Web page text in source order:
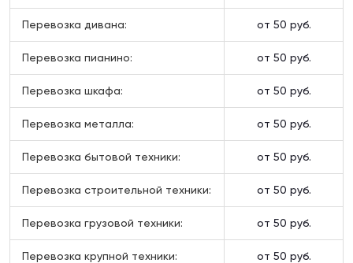
Перевозка дивана: от 50 руб.
Перевозка пианино: от 50 руб.
Перевозка шкафа: от 50 руб.
Перевозка металла: от 50 руб.
Перевозка бытовой техники: от 50 руб.
Перевозка строительной техники: от 50 руб.
Перевозка грузовой техники: от 50 руб.
Перевозка крупной техники: от 50 руб.